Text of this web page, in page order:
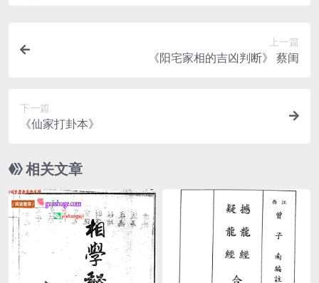
上一篇
《阳宅家相的吉凶判断》 蔡闺
下一篇
《仙家打卦本》
相关文章